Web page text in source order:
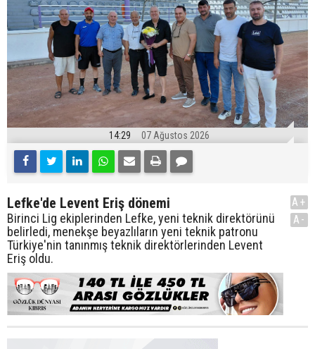
14:29 07 Ağustos 2026
Lefke'de Levent Eriş dönemi
Birinci Lig ekiplerinden Lefke, yeni teknik direktörünü
belirledi, menekşe beyazlıların yeni teknik patronu
Türkiye'nin tanınmış teknik direktörlerinden Levent
Eriş oldu.
A+
A-